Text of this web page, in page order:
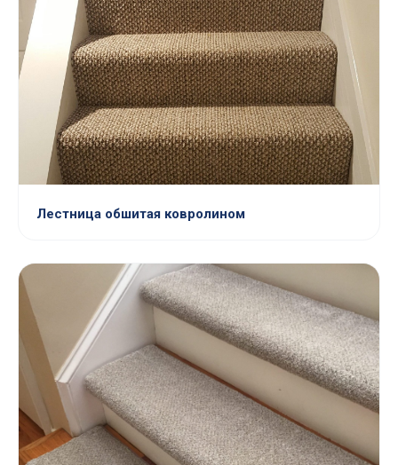
Лестница обшитая ковролином